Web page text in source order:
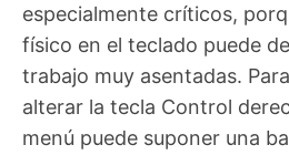
especialmente críticos,
físico en el teclado puede
trabajo muy asentadas.
alterar la tecla Control
menú puede suponer una